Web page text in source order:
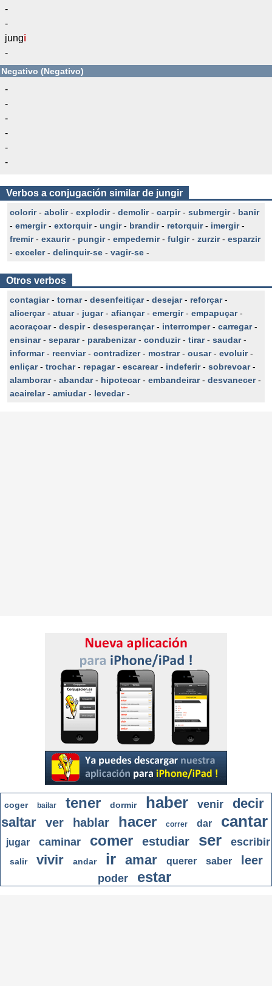
-
-
jungi
-
Negativo (Negativo)
-
-
-
-
-
-
Verbos a conjugación similar de jungir
colorir- abolir- explodir- demolir- carpir- submergir- banir
- emergir- extorquir- ungir- brandir- retorquir- imergir-
fremir- exaurir- pungir- empedernir- fulgir- zurzir- esparzir
- exceler- delinquir-se - vagir-se -
Otros verbos
contagiar- tornar- desenfeitiçar- desejar- reforçar-
alicerçar- atuar- jugar- afiançar- emergir- empapuçar-
acoraçoar- despir- desesperançar- interromper- carregar-
ensinar- separar- parabenizar- conduzir- tirar- saudar-
informar- reenviar- contradizer- mostrar- ousar- evoluir-
enliçar- trochar- repagar- escarear- indeferir- sobrevoar-
alamborar- abandar- hipotecar- embandeirar- desvanecer-
acairelar- amiudar- levedar-
coger bailar tener dormir haber venir
decir
saltar
ver hablar hacer correr dar cantar
jugar caminar comer estudiar ser escribir
salir vivir andar ir amar querer saber leer
poder estar